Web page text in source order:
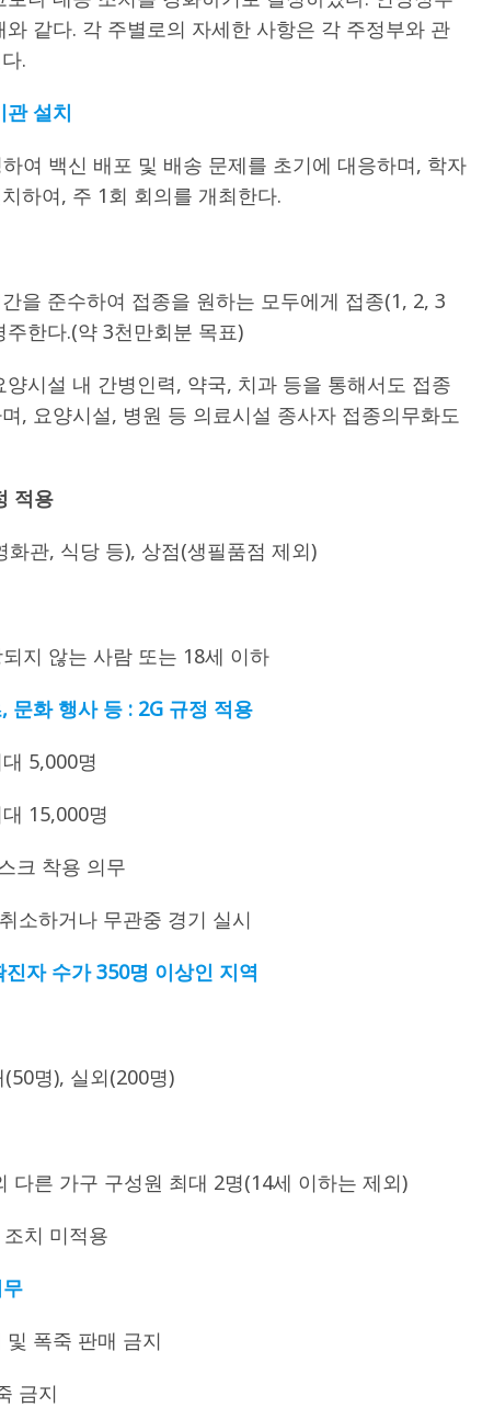
권 한국학대회(VfK)’ 성료
한인소식
108회 한국어능력시험 (TOPIK)
자산”… 독일 한인 차세대 협회(FLCG), 뮌헨 공대(TUM)서 화려한 출범
같다. 각 주별로의 자세한 사항은 각 주정부와 관
.
관 설치
여 백신 배포 및 배송 문제를 초기에 대응하며, 학자
하여, 주 1회 회의를 개최한다.
을 준수하여 접종을 원하는 모두에게 접종(1, 2, 3
한다.(약 3천만회분 목표)
시설 내 간병인력, 약국, 치과 등을 통해서도 접종
, 요양시설, 병원 등 의료시설 종사자 접종의무화도
적용
화관, 식당 등), 상점(생필품점 제외)
지 않는 사람 또는 18세 이하
문화 행사 등 : 2G 규정 적용
5,000명
15,000명
크 착용 의무
소하거나 무관중 경기 실시
자 수가 350명 이상인 지역
명), 실외(200명)
다른 가구 구성원 최대 2명(14세 이하는 제외)
치 미적용
및 폭죽 판매 금지
금지